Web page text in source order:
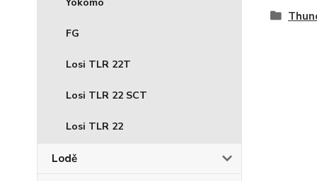
FG
Losi TLR 22T
Losi TLR 22 SCT
Losi TLR 22
Lodě